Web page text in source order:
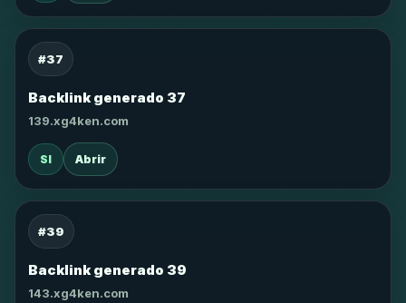
#37
Backlink generado 37
139.xg4ken.com
SI Abrir
#39
Backlink generado 39
143.xg4ken.com